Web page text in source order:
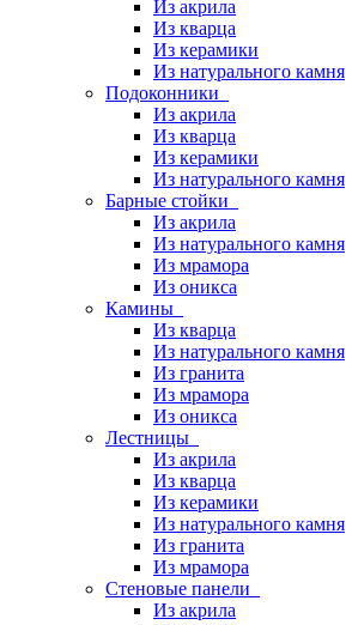
Из акрила
Из кварца
Из керамики
Из натурального камня
Подоконники
Из акрила
Из кварца
Из керамики
Из натурального камня
Барные стойки
Из акрила
Из натурального камня
Из мрамора
Из оникса
Камины
Из кварца
Из натурального камня
Из гранита
Из мрамора
Из оникса
Лестницы
Из акрила
Из кварца
Из керамики
Из натурального камня
Из гранита
Из мрамора
Стеновые панели
Из акрила